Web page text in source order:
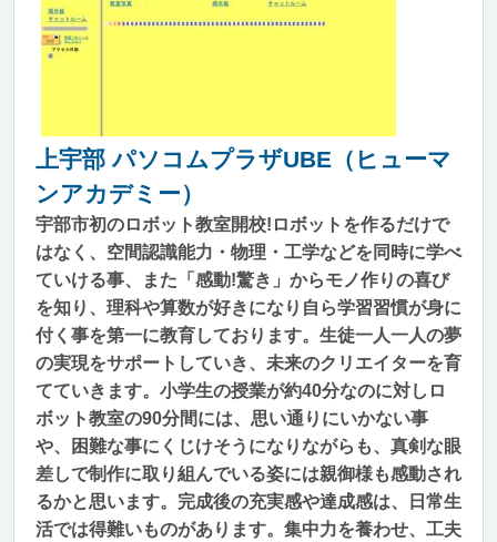
上宇部 パソコムプラザUBE（ヒューマ
ンアカデミー）
宇部市初のロボット教室開校!ロボットを作るだけで
はなく、空間認識能力・物理・工学などを同時に学べ
ていける事、また「感動!驚き」からモノ作りの喜び
を知り、理科や算数が好きになり自ら学習習慣が身に
付く事を第一に教育しております。生徒一人一人の夢
の実現をサポートしていき、未来のクリエイターを育
てていきます。小学生の授業が約40分なのに対しロ
ボット教室の90分間には、思い通りにいかない事
や、困難な事にくじけそうになりながらも、真剣な眼
差しで制作に取り組んでいる姿には親御様も感動され
るかと思います。完成後の充実感や達成感は、日常生
活では得難いものがあります。集中力を養わせ、工夫